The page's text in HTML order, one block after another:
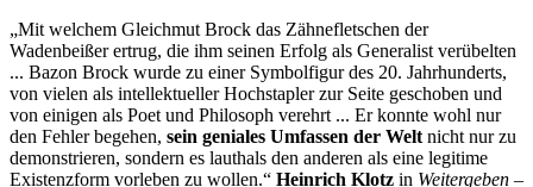
„Mit welchem Gleichmut Brock das Zähnefletschen der
Wadenbeißer ertrug, die ihm seinen Erfolg als Generalist verübelten
... Bazon Brock wurde zu einer Symbolfigur des 20. Jahrhunderts,
von vielen als intellektueller Hochstapler zur Seite geschoben und
von einigen als Poet und Philosoph verehrt ... Er konnte wohl nur
den Fehler begehen, sein geniales Umfassen der Welt nicht nur zu
demonstrieren, sondern es lauthals den anderen als eine legitime
Existenzform vorleben zu wollen.“ Heinrich Klotz in Weitergeben –